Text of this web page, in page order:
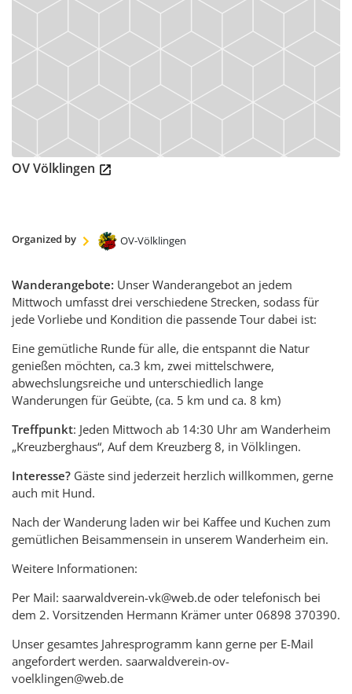
Shopware
ÜBER
UNS
Geschäftsstelle
Ortsvereine
Der
Hütten
Wandermagazin
Spenden
Satzung
Links
OV Völklingen
Organized by OV-Völklingen
Wanderangebote: Unser Wanderangebot an jedem
Mittwoch umfasst drei verschiedene Strecken, sodass für
jede Vorliebe und Kondition die passende Tour dabei ist:
Eine gemütliche Runde für alle, die entspannt die Natur
genießen möchten, ca.3 km, zwei mittelschwere,
abwechslungsreiche und unterschiedlich lange
Wanderungen für Geübte, (ca. 5 km und ca. 8 km)
Treffpunkt: Jeden Mittwoch ab 14:30 Uhr am Wanderheim
„Kreuzberghaus“, Auf dem Kreuzberg 8, in Völklingen.
Interesse? Gäste sind jederzeit herzlich willkommen, gerne
auch mit Hund.
Nach der Wanderung laden wir bei Kaffee und Kuchen zum
gemütlichen Beisammensein in unserem Wanderheim ein.
Weitere Informationen:
Per Mail: saarwaldverein-vk@web.de oder telefonisch bei
dem 2. Vorsitzenden Hermann Krämer unter 06898 370390.
Unser gesamtes Jahresprogramm kann gerne per E-Mail
angefordert werden. saarwaldverein-ov-
voelklingen@web.de